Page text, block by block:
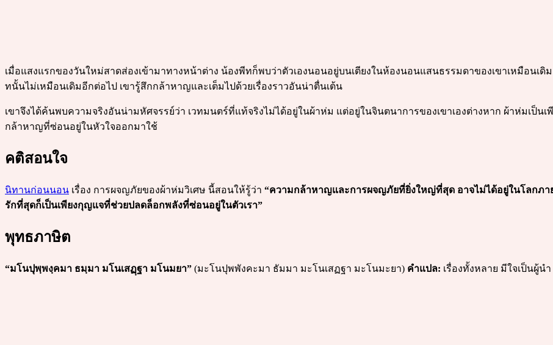
เมื่อแสงแรกของวันใหม่สาดส่องเข้ามาทางหน้าต่าง น้องพีทก็พบว่าตัวเองนอนอยู่บนเตียงในห้องนอนแสนธรรมดาของเขาเหมือนเดิ
ทนั้นไม่เหมือนเดิมอีกต่อไป เขารู้สึกกล้าหาญและเต็มไปด้วยเรื่องราวอันน่าตื่นเต้น
เขาจึงได้ค้นพบความจริงอันน่ามหัศจรรย์ว่า เวทมนตร์ที่แท้จริงไม่ได้อยู่ในผ้าห่ม แต่อยู่ในจินตนาการของเขาเองต่างหาก ผ้าห่มเป็น
กล้าหาญที่ซ่อนอยู่ในหัวใจออกมาใช้
คติสอนใจ
นิทานก่อนนอน เรื่อง การผจญภัยของผ้าห่มวิเศษ นี้สอนให้รู้ว่า “ความกล้าหาญและการผจญภัยที่ยิ่งใหญ่ที่สุด อาจไม่ได้อยู่ในโลกภา
รักที่สุดก็เป็นเพียงกุญแจที่ช่วยปลดล็อกพลังที่ซ่อนอยู่ในตัวเรา”
พุทธภาษิต
“มโนปุพฺพงฺคมา ธมฺมา มโนเสฏฺฐา มโนมยา” (มะโนปุพพังคะมา ธัมมา มะโนเสฏฐา มะโนมะยา) คำแปล: เรื่องทั้งหลาย มีใจเป็นผู้น